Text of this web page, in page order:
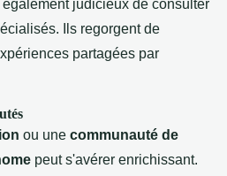
judicieux de consulter
Ils regorgent de
partagées par
ou une communauté de
peut s'avérer enrichissant.